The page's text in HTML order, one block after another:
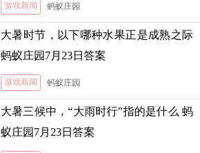
游戏新闻 蚂蚁庄园
大暑时节，以下哪种水果正是成熟之际
蚂蚁庄园7月23日答案
游戏新闻 蚂蚁庄园
大暑三候中，“大雨时行”指的是什么 蚂
蚁庄园7月23日答案